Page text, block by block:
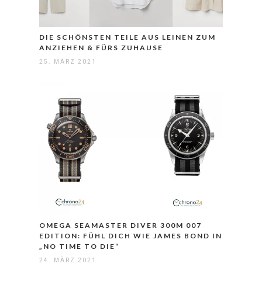
DIE SCHÖNSTEN TEILE AUS LEINEN ZUM
ANZIEHEN & FÜRS ZUHAUSE
25. MÄRZ 2021
OMEGA SEAMASTER DIVER 300M 007
EDITION: FÜHL DICH WIE JAMES BOND IN
„NO TIME TO DIE“
24. MÄRZ 2021